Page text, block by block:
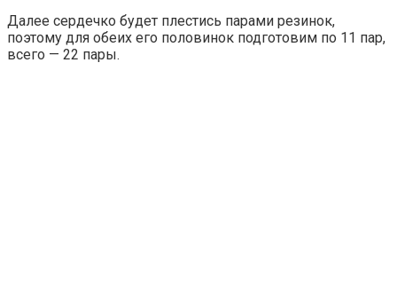
Далее сердечко будет плестись парами резинок,
поэтому для обеих его половинок подготовим по 11 пар,
всего — 22 пары.